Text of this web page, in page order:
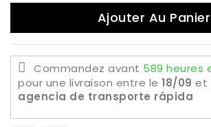
Ajouter Au Panier
Commandez avant 589 heures
pour une livraison entre le 18/09 et
agencia de transporte rápida